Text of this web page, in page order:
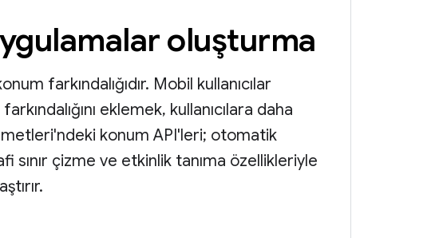
oluşturma
farkındalığıdır. Mobil kullanıcılar
eklemek, kullanıcılara daha
konum API'leri; otomatik
sınır çizme ve etkinlik tanıma özellikleriyle